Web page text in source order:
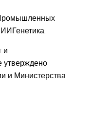
и
утверждено
и Министерства